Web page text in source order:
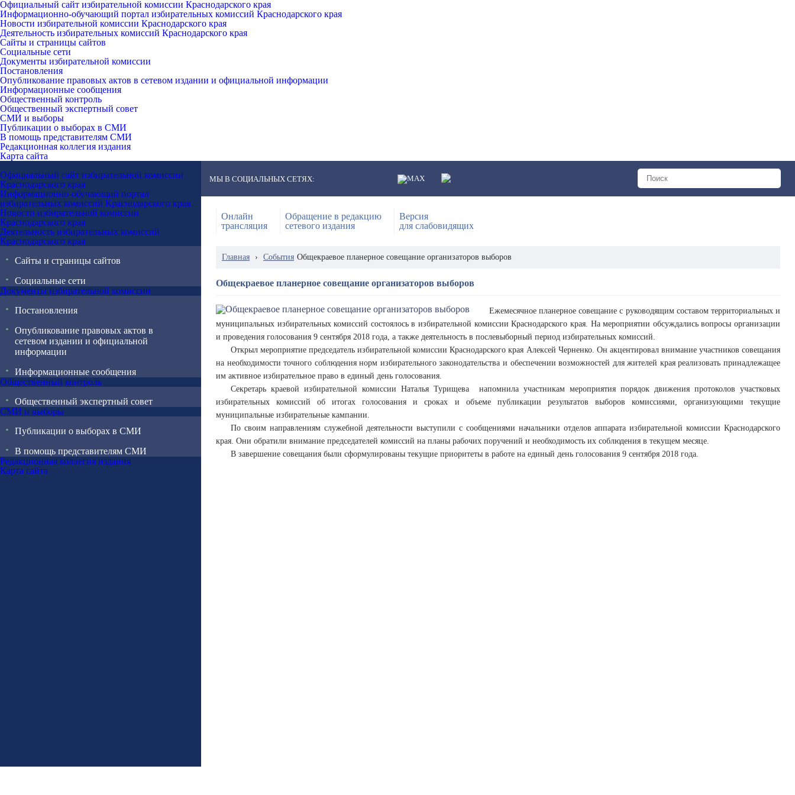
Официальный сайт избирательной комиссии Краснодарского края
Информационно-обучающий портал избирательных комиссий Краснодарского края
Новости избирательной комиссии Краснодарского края
Деятельность избирательных комиссий Краснодарского края
Сайты и страницы сайтов
Социальные сети
Документы избирательной комиссии
Постановления
Опубликование правовых актов в сетевом издании и официальной информации
Информационные сообщения
Общественный контроль
Общественный экспертный совет
СМИ и выборы
Публикации о выборах в СМИ
В помощь представителям СМИ
Редакционная коллегия издания
Карта сайта
Официальный сайт избирательной комиссии
Краснодарского края
Информационно-обучающий портал
избирательных комиссий Краснодарского края
Новости избирательной комиссии
Краснодарского края
Деятельность избирательных комиссий
Краснодарского края
Сайты и страницы сайтов
Социальные сети
Документы избирательной комиссии
Постановления
Опубликование правовых актов в
сетевом издании и официальной
информации
Информационные сообщения
Общественный контроль
Общественный экспертный совет
СМИ и выборы
Публикации о выборах в СМИ
В помощь представителям СМИ
Редакционная коллегия издания
Карта сайта
МЫ В СОЦИАЛЬНЫХ СЕТЯХ:
Онлайн
трансляция
Обращение в редакцию
сетевого издания
Версия
для слабовидящих
Главная › События Общекраевое планерное совещание организаторов выборов
Общекраевое планерное совещание организаторов выборов
Ежемесячное планерное совещание с руководящим составом территориальных и
муниципальных избирательных комиссий состоялось в избирательной комиссии Краснодарского края. На мероприятии обсуждались вопросы организации
и проведения голосования 9 сентября 2018 года, а также деятельность в послевыборный период избирательных комиссий.
Открыл мероприятие председатель избирательной комиссии Краснодарского края Алексей Черненко. Он акцентировал внимание участников совещания
на необходимости точного соблюдения норм избирательного законодательства и обеспечении возможностей для жителей края реализовать принадлежащее
им активное избирательное право в единый день голосования.
Секретарь краевой избирательной комиссии Наталья Турищева напомнила участникам мероприятия порядок движения протоколов участковых
избирательных комиссий об итогах голосования и сроках и объеме публикации результатов выборов комиссиями, организующими текущие
муниципальные избирательные кампании.
По своим направлениям служебной деятельности выступили с сообщениями начальники отделов аппарата избирательной комиссии Краснодарского
края. Они обратили внимание председателей комиссий на планы рабочих поручений и необходимость их соблюдения в текущем месяце.
В завершение совещания были сформулированы текущие приоритеты в работе на единый день голосования 9 сентября 2018 года.